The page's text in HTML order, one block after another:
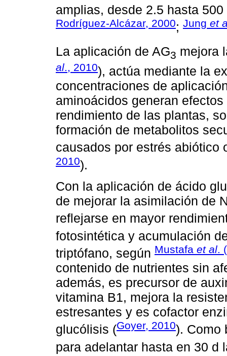
amplias, desde 2.5 hasta 500
Rodríguez-Alcázar, 2000; Jung et
La aplicación de AG3 mejora
al., 2010), actúa mediante la
concentraciones de
aminoácidos generan
rendimiento de las plantas,
formación de metabolitos
causados por estrés abiótico
2010).
Con la aplicación de ácido
de mejorar la asimilación de
reflejarse en mayor
fotosintética y acumulación
triptófano, según Mustafa et al.
contenido de nutrientes sin
además, es precursor de
vitamina B1, mejora la
estresantes y es cofactor
glucólisis (Goyer, 2010). Como
para adelantar hasta en 30 d